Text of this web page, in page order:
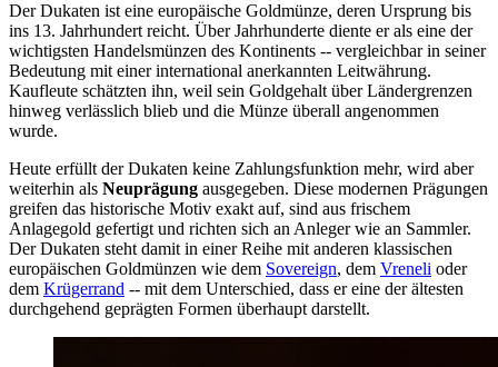
Der Dukaten ist eine europäische Goldmünze, deren Ursprung bis
ins 13. Jahrhundert reicht. Über Jahrhunderte diente er als eine der
wichtigsten Handelsmünzen des Kontinents -- vergleichbar in seiner
Bedeutung mit einer international anerkannten Leitwährung.
Kaufleute schätzten ihn, weil sein Goldgehalt über Ländergrenzen
hinweg verlässlich blieb und die Münze überall angenommen
wurde.
Heute erfüllt der Dukaten keine Zahlungsfunktion mehr, wird aber
weiterhin als Neuprägung ausgegeben. Diese modernen Prägungen
greifen das historische Motiv exakt auf, sind aus frischem
Anlagegold gefertigt und richten sich an Anleger wie an Sammler.
Der Dukaten steht damit in einer Reihe mit anderen klassischen
europäischen Goldmünzen wie dem Sovereign, dem Vreneli oder
dem Krügerrand -- mit dem Unterschied, dass er eine der ältesten
durchgehend geprägten Formen überhaupt darstellt.